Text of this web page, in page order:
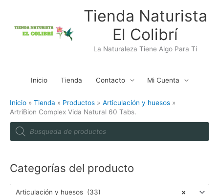
contenido
Tienda Naturista
El Colibrí
La Naturaleza Tiene Algo Para Ti
Inicio Tienda Contacto Mi Cuenta
Inicio Tienda Productos
Articulación y huesos
ArtriBion Complex Vida Natural 60 Tabs.
P
d
sCategorías del producto
×
Articulación y huesos (33)